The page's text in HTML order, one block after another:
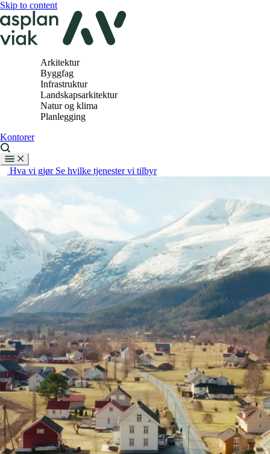
Skip to content
Arkitektur
Byggfag
Infrastruktur
Landskapsarkitektur
Natur og klima
Planlegging
Kontorer
Hva vi gjør Se hvilke tjenester vi tilbyr